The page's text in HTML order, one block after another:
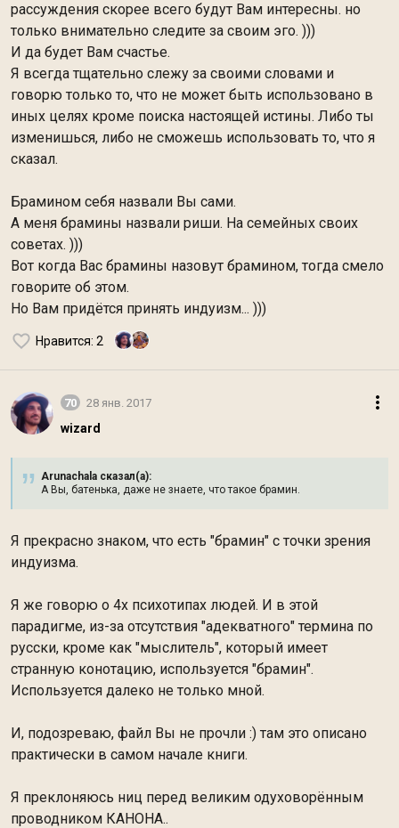
рассуждения скорее всего будут Вам интересны. но
только внимательно следите за своим эго. )))
И да будет Вам счастье.
Я всегда тщательно слежу за своими словами и
говорю только то, что не может быть использовано в
иных целях кроме поиска настоящей истины. Либо ты
изменишься, либо не сможешь использовать то, что я
сказал.
Брамином себя назвали Вы сами.
А меня брамины назвали риши. На семейных своих
советах. )))
Вот когда Вас брамины назовут брамином, тогда смело
говорите об этом.
Но Вам придётся принять индуизм... )))
Нравится: 2
70 28 янв. 2017
wizard
Arunachala сказал(а):
А Вы, батенька, даже не знаете, что такое брамин.
Я прекрасно знаком, что есть "брамин" с точки зрения
индуизма.
Я же говорю о 4х психотипах людей. И в этой
парадигме, из-за отсутствия "адекватного" термина по
русски, кроме как "мыслитель", который имеет
странную конотацию, используется "брамин".
Используется далеко не только мной.
И, подозреваю, файл Вы не прочли :) там это описано
практически в самом начале книги.
Я преклоняюсь ниц перед великим одуховорённым
проводником КАНОНА..